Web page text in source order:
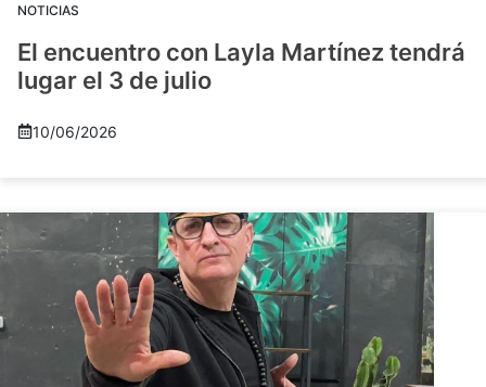
NOTICIAS
El encuentro con Layla Martínez tendrá
lugar el 3 de julio
10/06/2026